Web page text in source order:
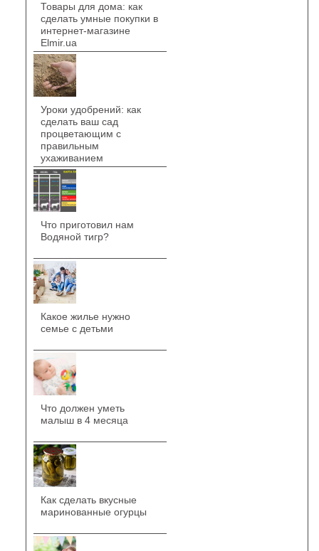
Товары для дома: как
сделать умные покупки в
интернет-магазине
Elmir.ua
Уроки удобрений: как
сделать ваш сад
процветающим с
правильным
ухаживанием
Что приготовил нам
Водяной тигр?
Какое жилье нужно
семье с детьми
Что должен уметь
малыш в 4 месяца
Как сделать вкусные
маринованные огурцы